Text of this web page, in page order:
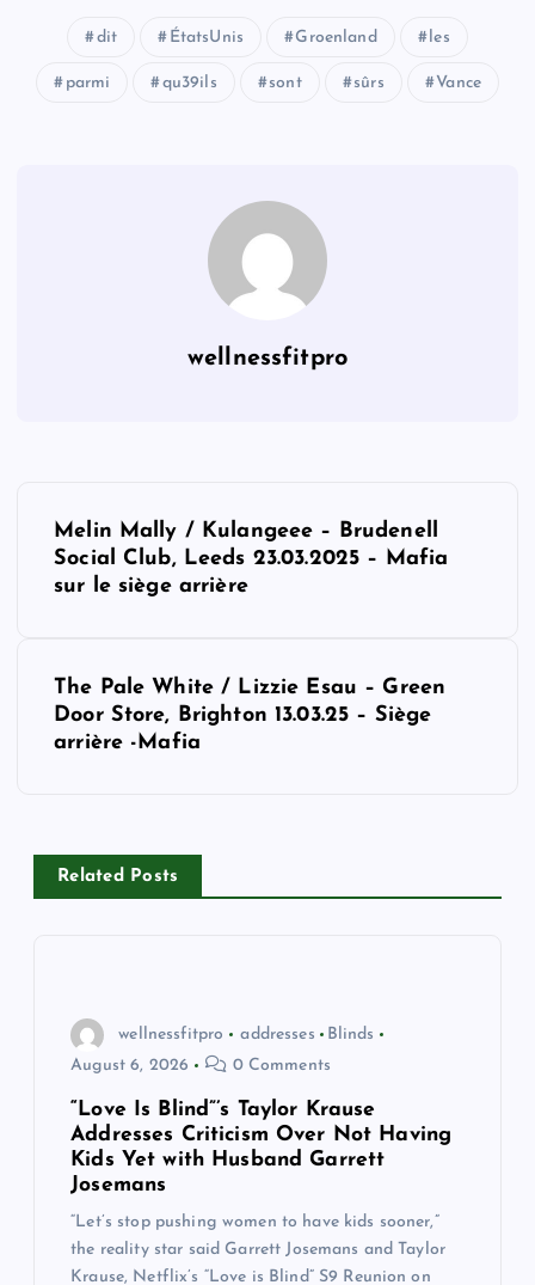
dit ÉtatsUnis Groenland les
parmi qu39ils sont sûrs Vance
wellnessfitpro
v
Melin Mally / Kulangeee – Brudenell
Social Club, Leeds 23.03.2025 – Mafia
sur le siège arrière
The Pale White / Lizzie Esau – Green
Door Store, Brighton 13.03.25 – Siège
arrière -Mafia
Related Posts
wellnessfitpro addresses
Blinds
August 6, 2026
0 Comments
“Love Is Blind”’s Taylor Krause
Addresses Criticism Over Not Having
Kids Yet with Husband Garrett
Josemans
“Let’s stop pushing women to have kids sooner,”
the reality star said Garrett Josemans and Taylor
Krause, Netflix’s “Love is Blind” S9 Reunion on